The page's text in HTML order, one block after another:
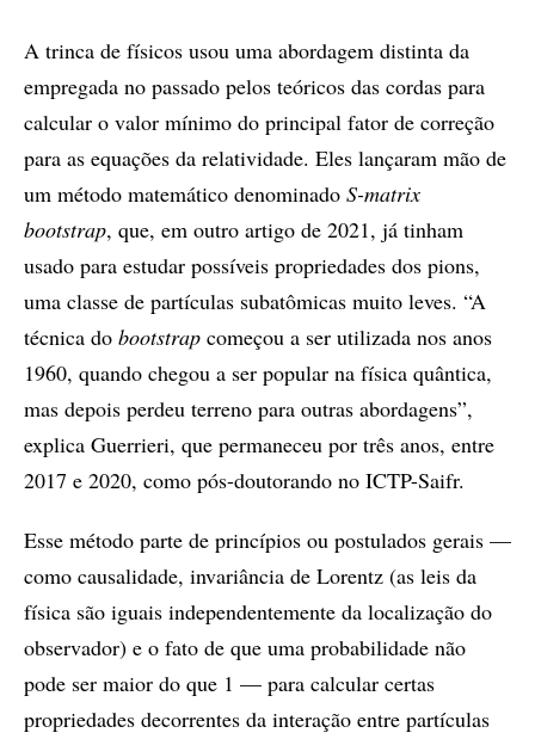
A trinca de físicos usou uma abordagem distinta da
empregada no passado pelos teóricos das cordas para
calcular o valor mínimo do principal fator de correção
para as equações da relatividade. Eles lançaram mão de
um método matemático denominado S-matrix
bootstrap, que, em outro artigo de 2021, já tinham
usado para estudar possíveis propriedades dos pions,
uma classe de partículas subatômicas muito leves. “A
técnica do bootstrap começou a ser utilizada nos anos
1960, quando chegou a ser popular na física quântica,
mas depois perdeu terreno para outras abordagens”,
explica Guerrieri, que permaneceu por três anos, entre
2017 e 2020, como pós-doutorando no ICTP-Saifr.
Esse método parte de princípios ou postulados gerais —
como causalidade, invariância de Lorentz (as leis da
física são iguais independentemente da localização do
observador) e o fato de que uma probabilidade não
pode ser maior do que 1 — para calcular certas
propriedades decorrentes da interação entre partículas